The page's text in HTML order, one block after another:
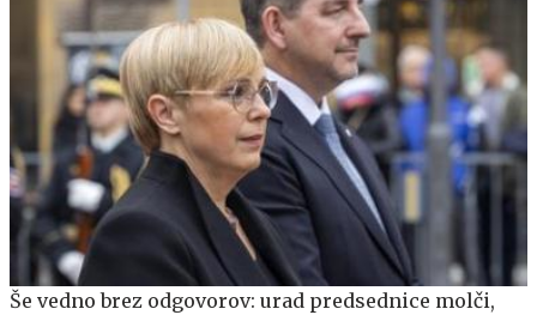
Še vedno brez odgovorov: urad predsednice molči,